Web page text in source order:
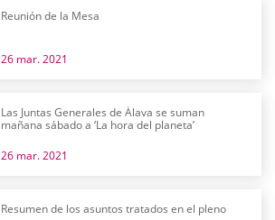
Reunión de la Mesa
26 mar. 2021
Las Juntas Generales de Álava se suman
mañana sábado a ‘La hora del planeta’
26 mar. 2021
Resumen de los asuntos tratados en el pleno